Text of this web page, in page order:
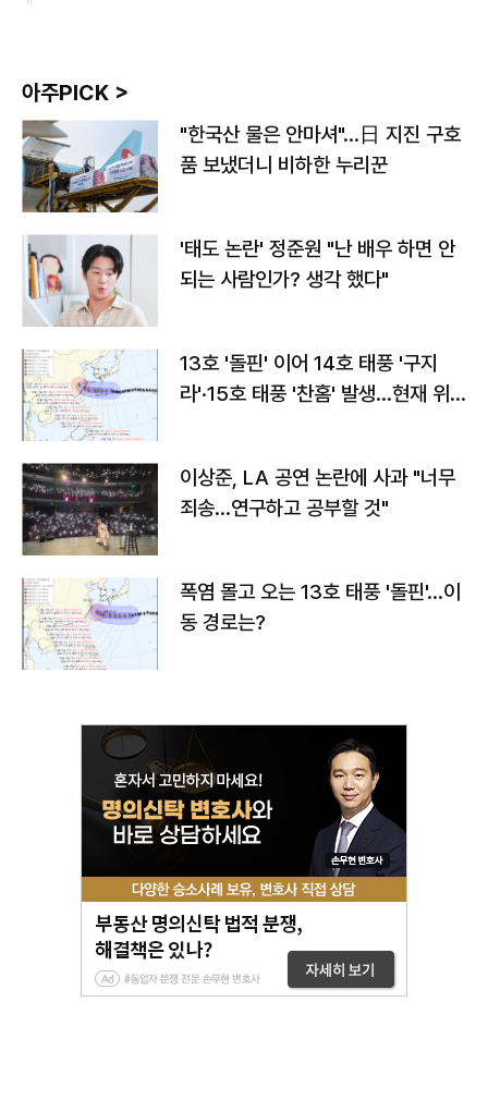
아주PICK >
"한국산 물은 안마셔"…日 지진 구호
품 보냈더니 비하한 누리꾼
'태도 논란' 정준원 "난 배우 하면 안
되는 사람인가? 생각 했다"
13호 '돌핀' 이어 14호 태풍 '구지
라'·15호 태풍 '찬홈' 발생…현재 위
이상준, LA 공연 논란에 사과 "너무
죄송…연구하고 공부할 것"
폭염 몰고 오는 13호 태풍 '돌핀'…이
동 경로는?